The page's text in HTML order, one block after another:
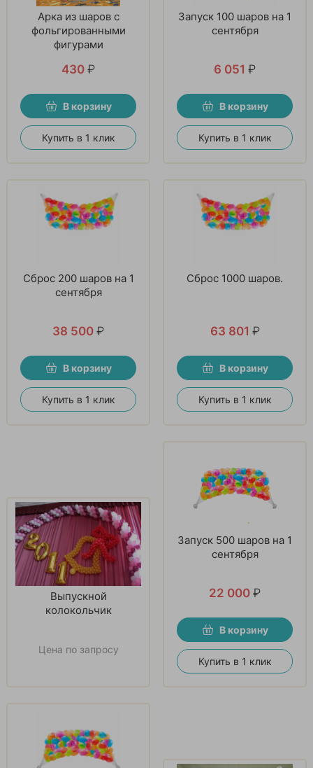
Арка из шаров с
фольгированными
фигурами
430 ₽
В корзину
Купить в 1 клик
Запуск 100 шаров на 1
сентября
6 051 ₽
В корзину
Купить в 1 клик
Сброс 200 шаров на 1
сентября
38 500 ₽
В корзину
Купить в 1 клик
Сброс 1000 шаров.
63 801 ₽
В корзину
Купить в 1 клик
Выпускной
колокольчик
Цена по запросу
Запуск 500 шаров на 1
сентября
22 000 ₽
В корзину
Купить в 1 клик